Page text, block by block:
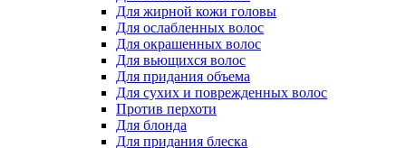
Для жирной кожи головы
Для ослабленных волос
Для окрашенных волос
Для вьющихся волос
Для придания объема
Для сухих и поврежденных волос
Против перхоти
Для блонда
Для придания блеска